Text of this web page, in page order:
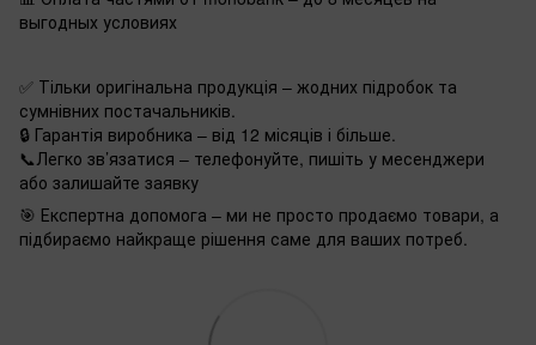
выгодных условиях
✅ Тільки оригінальна продукція – жодних підробок та
сумнівних постачальників.
🔒 Гарантія виробника – від 12 місяців і більше.
📞Легко зв’язатися – телефонуйте, пишіть у месенджери
або залишайте заявку
🎯 Експертна допомога – ми не просто продаємо товари, а
підбираємо найкраще рішення саме для ваших потреб.